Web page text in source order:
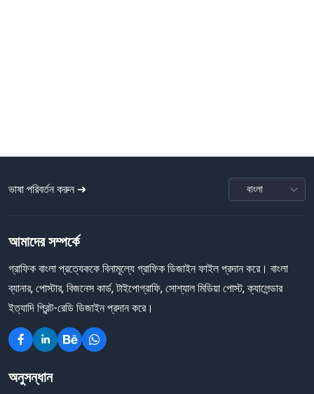
ভাষা পরিবর্তন করুন ➜
আমাদের সম্পর্কে
গ্রাফিক বাংলা প্রত্যেককে বিনামূল্যে গ্রাফিক ডিজাইন ফাইল প্রদান করে। বাংলা
ব্যানার, পোস্টার, বিজনেস কার্ড, টাইপোগ্রাফি, সোশ্যাল মিডিয়া পোস্ট, ক্যালেন্ডার
ইত্যাদি প্রিন্ট-রেডি ডিজাইন প্রদান করে।
অনুসন্ধান